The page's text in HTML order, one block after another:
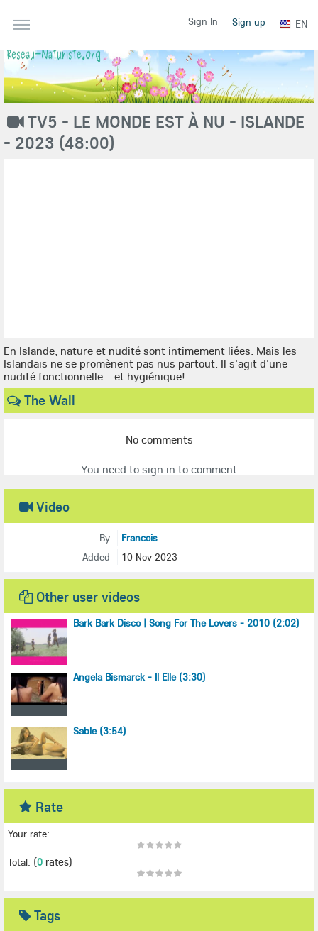
Sign In Sign up EN
TV5 - LE MONDE EST À NU - ISLANDE
- 2023 (48:00)
En Islande, nature et nudité sont intimement liées. Mais les
Islandais ne se promènent pas nus partout. Il s'agit d'une
nudité fonctionnelle... et hygiénique!
The Wall
No comments
You need to sign in to comment
Video
By
Francois
Added
10 Nov 2023
Other user videos
Bark Bark Disco | Song For The Lovers - 2010 (2:02)
Angela Bismarck - Il Elle (3:30)
Sable (3:54)
Rate
Your rate:
Total: (0 rates)
Tags